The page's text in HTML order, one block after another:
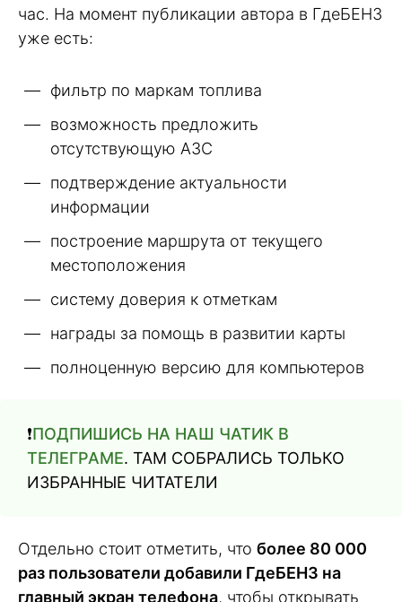
час. На момент публикации автора в ГдеБЕНЗ
уже есть:
фильтр по маркам топлива
возможность предложить
отсутствующую АЗС
подтверждение актуальности
информации
построение маршрута от текущего
местоположения
систему доверия к отметкам
награды за помощь в развитии карты
полноценную версию для компьютеров
❗️ПОДПИШИСЬ НА НАШ ЧАТИК В
ТЕЛЕГРАМЕ. ТАМ СОБРАЛИСЬ ТОЛЬКО
ИЗБРАННЫЕ ЧИТАТЕЛИ
Отдельно стоит отметить, что более 80 000
раз пользователи добавили ГдеБЕНЗ на
главный экран телефона, чтобы открывать